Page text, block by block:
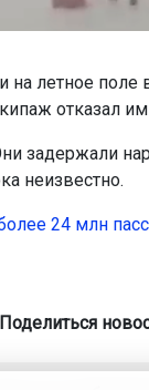
летное поле
отказал
задержали
неизвестно.
24 млн
Поделиться